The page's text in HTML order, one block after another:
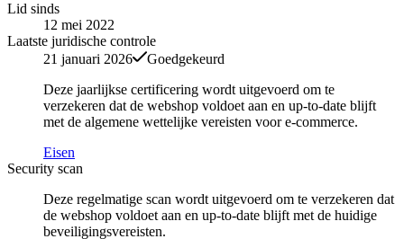
Lid sinds
12 mei 2022
Laatste juridische controle
21 januari 2026
Goedgekeurd
Deze jaarlijkse certificering wordt uitgevoerd om te
verzekeren dat de webshop voldoet aan en up-to-date blijft
met de algemene wettelijke vereisten voor e-commerce.
Eisen
Security scan
Deze regelmatige scan wordt uitgevoerd om te verzekeren dat
de webshop voldoet aan en up-to-date blijft met de huidige
beveiligingsvereisten.